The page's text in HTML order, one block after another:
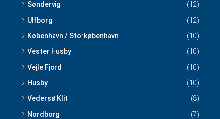
Søndervig
(12)
Ulfborg
(12)
København / Storkøbenhavn
(10)
Vester Husby
(10)
Vejle Fjord
(10)
Husby
(10)
Vedersø Klit
(8)
Nordborg
(7)